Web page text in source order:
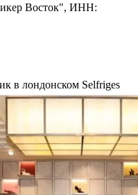
Восток", ИНН:
в лондонском Selfriges